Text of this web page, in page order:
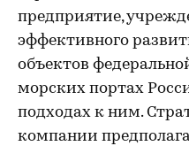
предприятие,
эффективного
объектов
морских портах
подходах к ним.
компании